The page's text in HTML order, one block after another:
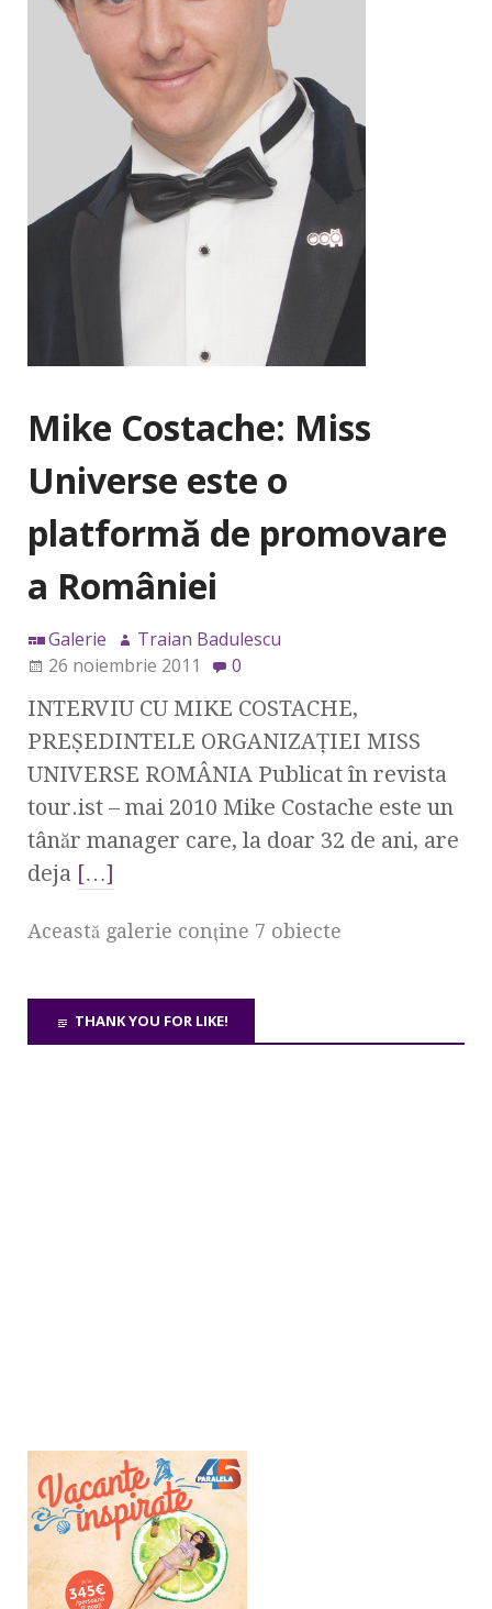
Mike Costache: Miss
Universe este o
platformă de promovare
a României
Galerie
Traian Badulescu
26 noiembrie 2011
0
INTERVIU CU MIKE COSTACHE,
PREŞEDINTELE ORGANIZAŢIEI MISS
UNIVERSE ROMÂNIA Publicat în revista
tour.ist – mai 2010 Mike Costache este un
tânăr manager care, la doar 32 de ani, are
deja […]
Această galerie conţine 7 obiecte
THANK YOU FOR LIKE!